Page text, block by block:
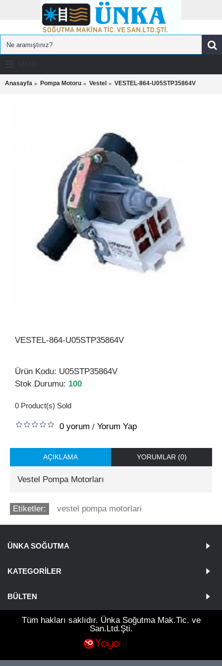
Anasayfa Pompa Motoru Vestel VESTEL-864-U05STP35864V
VESTEL-864-U05STP35864V
Ürün Kodu: U05STP35864V
Stok Durumu: 100
0 Product(s) Sold
0 yorum / Yorum Yap
AÇIKLAMA YORUMLAR (0)
Vestel Pompa Motorları
Etiketler: vestel pompa motorlari
ÜNKA SOĞUTMA
KATEGORILER
BÜLTEN
Tüm hakları saklıdır. Ünka Soğutma Mak.Tic. ve
San.Ltd.Şti.